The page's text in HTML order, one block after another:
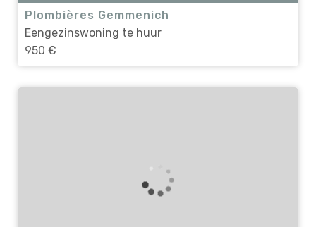
Plombières Gemmenich
Eengezinswoning te huur
950 €